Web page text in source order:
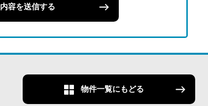
内容を送信する
物件一覧にもどる